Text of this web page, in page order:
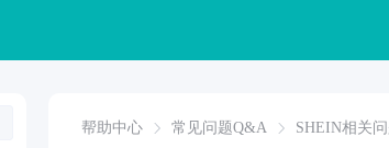
帮助中心 常见问题Q&A SHEIN相关